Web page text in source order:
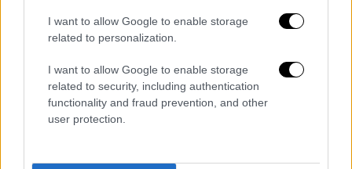
I want to allow Google to enable storage
related to personalization.
I want to allow Google to enable storage
related to security, including authentication
functionality and fraud prevention, and other
user protection.
Η απογοήτευση του 49χρονου τεχνικού για
την ΑΕΛ, το «χαλασμένο» μυαλό των
παικτών και η ανάλυση των αιτίων της
«πράσινης» καθίζησης